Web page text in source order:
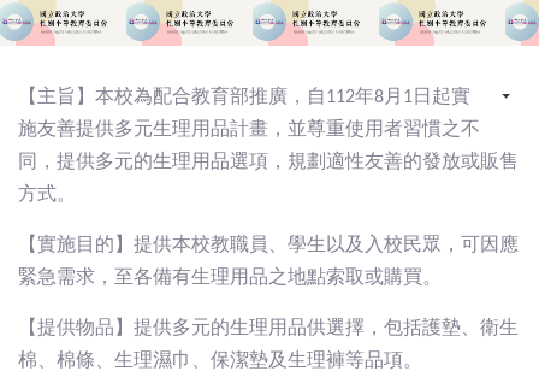
【主旨】本校為配合教育部推廣，自112年8月1日起實
施友善提供多元生理用品計畫，並尊重使用者習慣之不
同，提供多元的生理用品選項，規劃適性友善的發放或販售
方式。
【實施目的】提供本校教職員、學生以及入校民眾，可因應
緊急需求，至各備有生理用品之地點索取或購買。
【提供物品】提供多元的生理用品供選擇，包括護墊、衛生
棉、棉條、生理濕巾、保潔墊及生理褲等品項。